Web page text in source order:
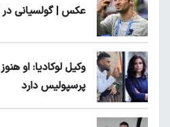
عکس | گولسیانی در
وکیل لوکادیا: او
پرسپولیس دارد